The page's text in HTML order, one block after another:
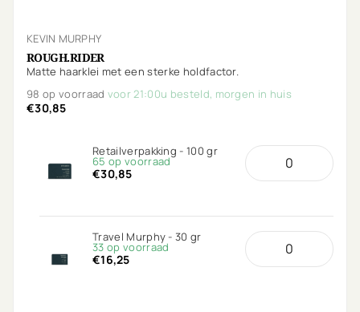
KEVIN MURPHY
ROUGH.RIDER
Matte haarklei met een sterke holdfactor.
98 op voorraad voor 21:00u besteld, morgen in huis
€30,85
Retailverpakking - 100 gr
65 op voorraad
€30,85
Travel Murphy - 30 gr
33 op voorraad
€16,25